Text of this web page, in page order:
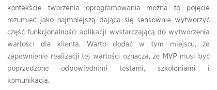
kontekście tworzenia oprogramowania można to pojęcie
rozumieć jako najmniejszą dająca się sensownie wytworzyć
część funkcjonalności aplikacji wystarczającą do wytworzenia
wartości dla klienta. Warto dodać w tym miejscu, że
zapewnienie realizacji tej wartości oznacza, że MVP musi być
poprzedzone odpowiednimi testami, szkoleniami i
komunikacją.